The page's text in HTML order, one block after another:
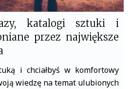
katalogi sztuki i
przez największe
i chciałbyś w komfortowy
wiedzę na temat ulubionych